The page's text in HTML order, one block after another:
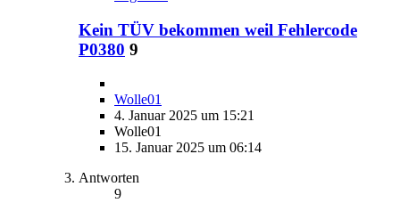
Kein TÜV bekommen weil Fehlercode
P0380 9
Wolle01
4. Januar 2025 um 15:21
Wolle01
15. Januar 2025 um 06:14
Antworten
9